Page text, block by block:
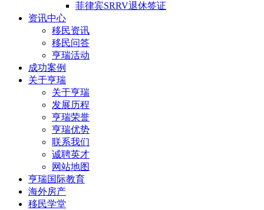
菲律宾SRRV退休签证
资讯中心
移民资讯
移民问答
亨瑞活动
成功案例
关于亨瑞
关于亨瑞
发展历程
亨瑞荣誉
亨瑞优势
联系我们
诚聘英才
网站地图
亨瑞国际教育
海外房产
移民学堂